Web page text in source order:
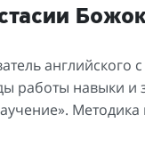
английского
работы навыки и